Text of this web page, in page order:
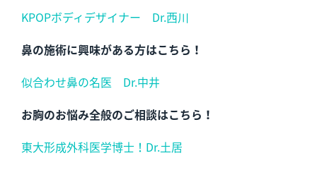
KPOPボディデザイナー Dr.西川
鼻の施術に興味がある方はこちら！
似合わせ鼻の名医 Dr.中井
お胸のお悩み全般のご相談はこちら！
東大形成外科医学博士！Dr.土居